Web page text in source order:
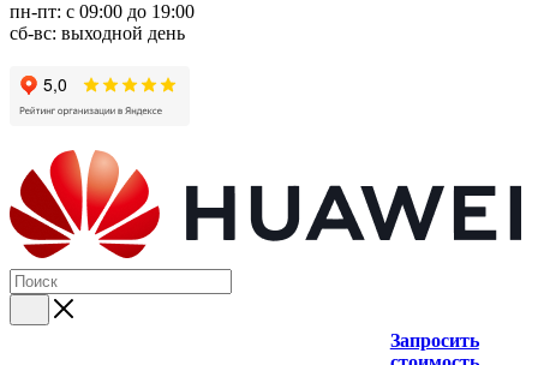
пн-пт: с 09:00 до 19:00
сб-вс: выходной день
Запросить